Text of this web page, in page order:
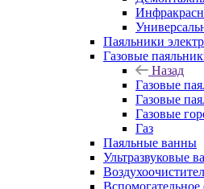
Паяльники
Газовые
Назад
Газовые
Газовые
Газовые
Газ
Паяльные ванны
Ультразвуковые
Вспомогательное